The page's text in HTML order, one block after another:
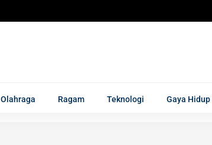
Olahraga Ragam Teknologi Gaya Hidup